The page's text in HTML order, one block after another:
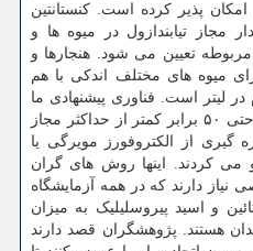
پذیر کرده است. کنستانتین
مجاز تیابندازول در میوه ها و
تعیین می شود. هنجارها و
میوه های مختلف اندکی با هم
۵ میلی گرم در لیتر است. فناوری پیشنهادی ما
قادر به تعیین غلظت، تیابندازول حتی ۵۰ برابر کمتر از حداکثر مجاز
گیری از الکتروفورز مویرگی یا
کردند. اینها روش های گران
نیاز دارند که در همه آزمایشگاه
و اسید پیروسلیلیک به میزان
هستند. پژوهشگران قصد دارند